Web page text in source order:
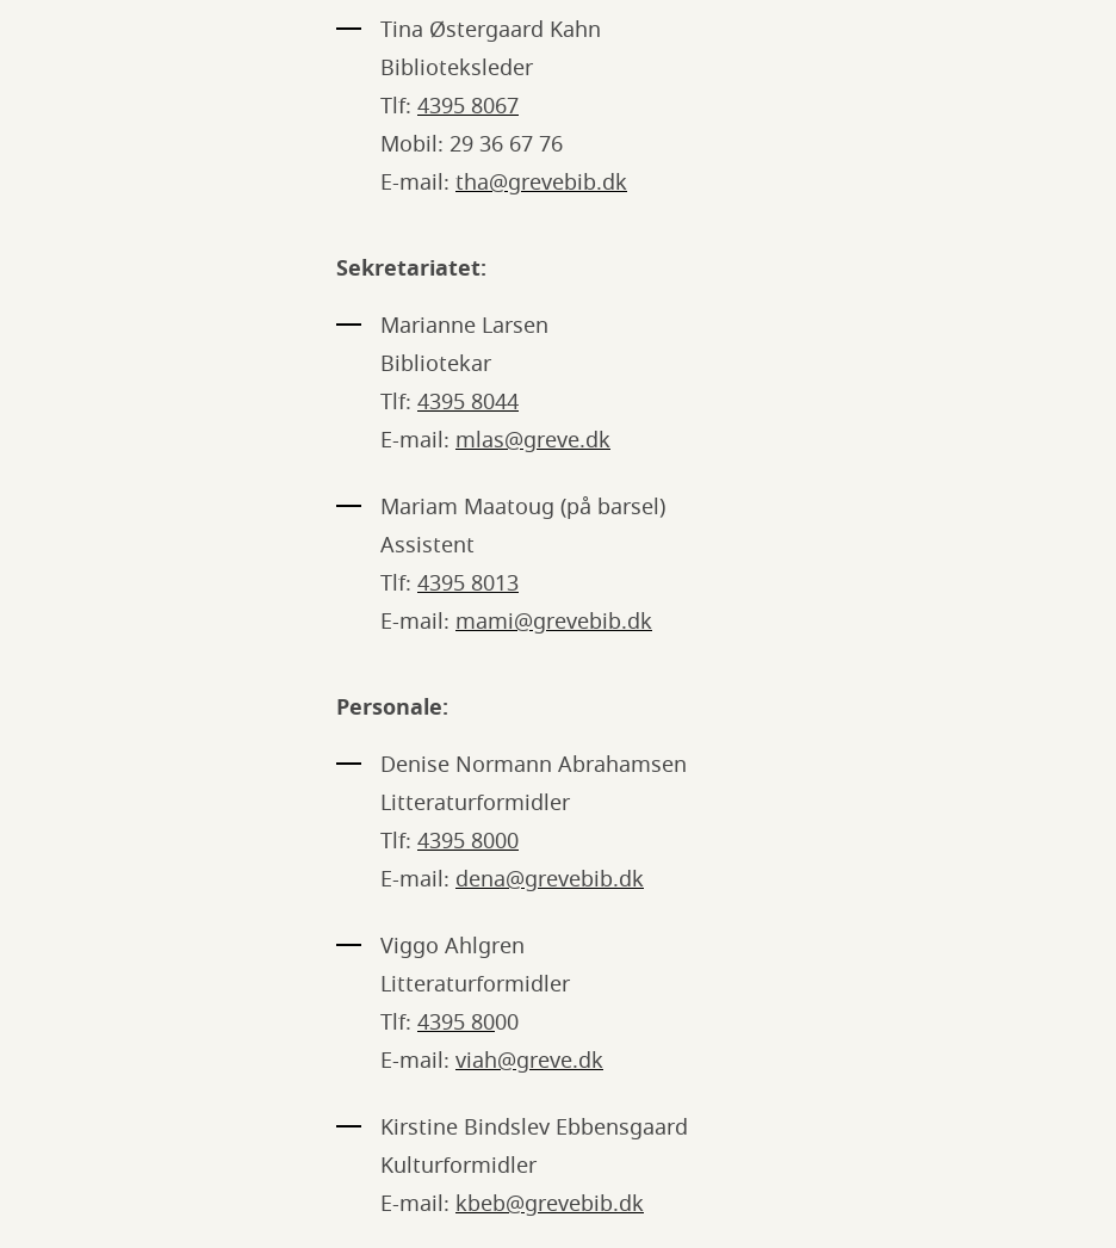
Tina Østergaard Kahn
Biblioteksleder
Tlf: 4395 8067
Mobil: 29 36 67 76
E-mail: tha@grevebib.dk
Sekretariatet:
Marianne Larsen
Bibliotekar
Tlf: 4395 8044
E-mail: mlas@greve.dk
Mariam Maatoug (på barsel)
Assistent
Tlf: 4395 8013
E-mail: mami@grevebib.dk
Personale:
Denise Normann Abrahamsen
Litteraturformidler
Tlf: 4395 8000
E-mail: dena@grevebib.dk
Viggo Ahlgren
Litteraturformidler
Tlf: 4395 8000
E-mail: viah@greve.dk
Kirstine Bindslev Ebbensgaard
Kulturformidler
E-mail: kbeb@grevebib.dk